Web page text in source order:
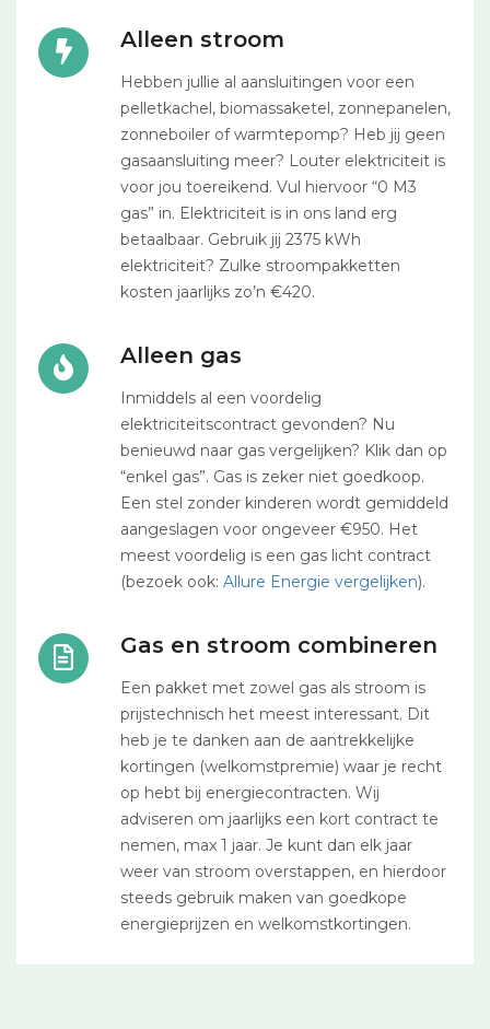
Alleen stroom
Hebben jullie al aansluitingen voor een
pelletkachel, biomassaketel, zonnepanelen,
zonneboiler of warmtepomp? Heb jij geen
gasaansluiting meer? Louter elektriciteit is
voor jou toereikend. Vul hiervoor “0 M3
gas” in. Elektriciteit is in ons land erg
betaalbaar. Gebruik jij 2375 kWh
elektriciteit? Zulke stroompakketten
kosten jaarlijks zo’n €420.
Alleen gas
Inmiddels al een voordelig
elektriciteitscontract gevonden? Nu
benieuwd naar gas vergelijken? Klik dan op
“enkel gas”. Gas is zeker niet goedkoop.
Een stel zonder kinderen wordt gemiddeld
aangeslagen voor ongeveer €950. Het
meest voordelig is een gas licht contract
(bezoek ook: Allure Energie vergelijken).
Gas en stroom combineren
Een pakket met zowel gas als stroom is
prijstechnisch het meest interessant. Dit
heb je te danken aan de aantrekkelijke
kortingen (welkomstpremie) waar je recht
op hebt bij energiecontracten. Wij
adviseren om jaarlijks een kort contract te
nemen, max 1 jaar. Je kunt dan elk jaar
weer van stroom overstappen, en hierdoor
steeds gebruik maken van goedkope
energieprijzen en welkomstkortingen.